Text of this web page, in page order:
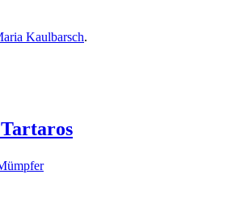
Kaulbarsch.